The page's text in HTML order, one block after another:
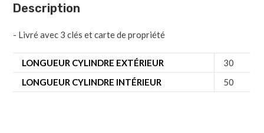
Description
- Livré avec 3 clés et carte de propriété
LONGUEUR CYLINDRE EXTÉRIEUR
30
LONGUEUR CYLINDRE INTÉRIEUR
50